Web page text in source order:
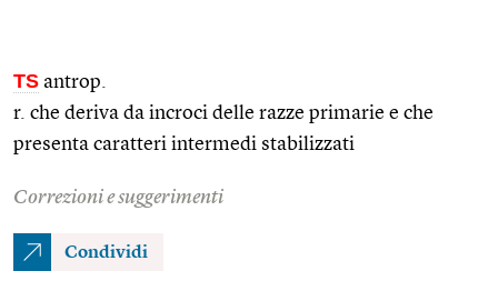
TS antrop.
r. che deriva da incroci delle razze primarie e che
presenta caratteri intermedi stabilizzati
Correzioni e suggerimenti
Condividi